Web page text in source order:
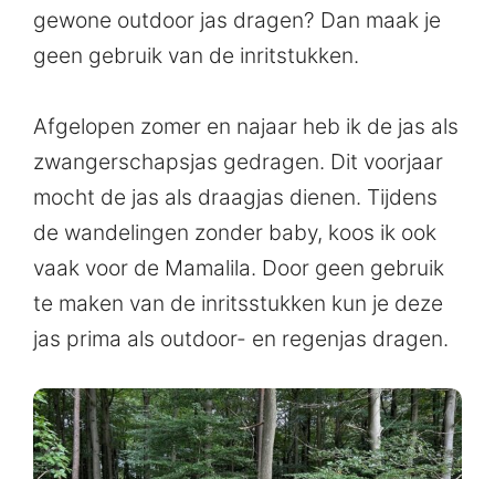
gewone outdoor jas dragen? Dan maak je
geen gebruik van de inritstukken.
Afgelopen zomer en najaar heb ik de jas als
zwangerschapsjas gedragen. Dit voorjaar
mocht de jas als draagjas dienen. Tijdens
de wandelingen zonder baby, koos ik ook
vaak voor de Mamalila. Door geen gebruik
te maken van de inritsstukken kun je deze
jas prima als outdoor- en regenjas dragen.